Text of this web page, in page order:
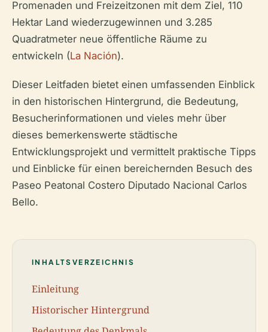
Promenaden und Freizeitzonen mit dem Ziel, 110
Hektar Land wiederzugewinnen und 3.285
Quadratmeter neue öffentliche Räume zu
entwickeln (La Nación).
Dieser Leitfaden bietet einen umfassenden Einblick
in den historischen Hintergrund, die Bedeutung,
Besucherinformationen und vieles mehr über
dieses bemerkenswerte städtische
Entwicklungsprojekt und vermittelt praktische Tipps
und Einblicke für einen bereichernden Besuch des
Paseo Peatonal Costero Diputado Nacional Carlos
Bello.
INHALTSVERZEICHNIS
Einleitung
Historischer Hintergrund